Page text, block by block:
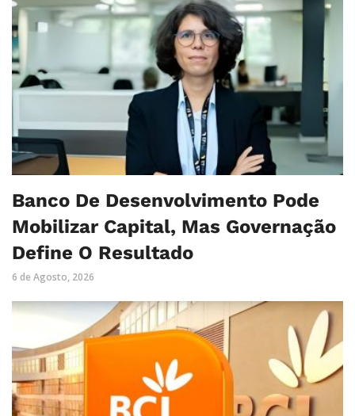
Banco De Desenvolvimento Pode
Mobilizar Capital, Mas Governação
Define O Resultado
6 de Agosto, 2026